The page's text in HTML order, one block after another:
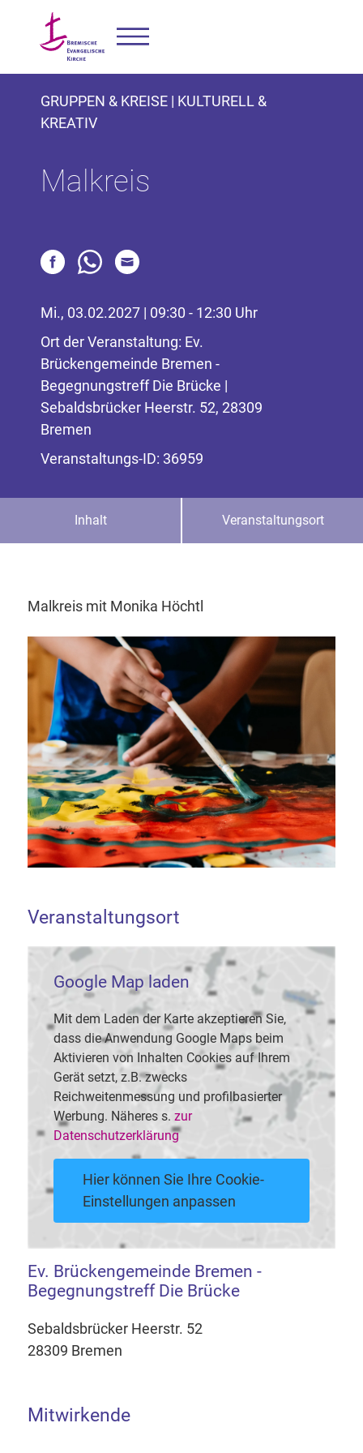
GRUPPEN & KREISE | KULTURELL &
KREATIV
Malkreis
Mi., 03.02.2027 | 09:30 - 12:30 Uhr
Ort der Veranstaltung: Ev.
Brückengemeinde Bremen -
Begegnungstreff Die Brücke |
Sebaldsbrücker Heerstr. 52, 28309
Bremen
Veranstaltungs-ID: 36959
Inhalt Veranstaltungsort
Malkreis mit Monika Höchtl
Veranstaltungsort
Google Map laden
Mit dem Laden der Karte akzeptieren Sie,
dass die Anwendung Google Maps beim
Aktivieren von Inhalten Cookies auf Ihrem
Gerät setzt, z.B. zwecks
Reichweitenmessung und profilbasierter
Werbung. Näheres s. zur
Datenschutzerklärung
Hier können Sie Ihre Cookie-
Einstellungen anpassen
Ev. Brückengemeinde Bremen -
Begegnungstreff Die Brücke
Sebaldsbrücker Heerstr. 52
28309 Bremen
Mitwirkende